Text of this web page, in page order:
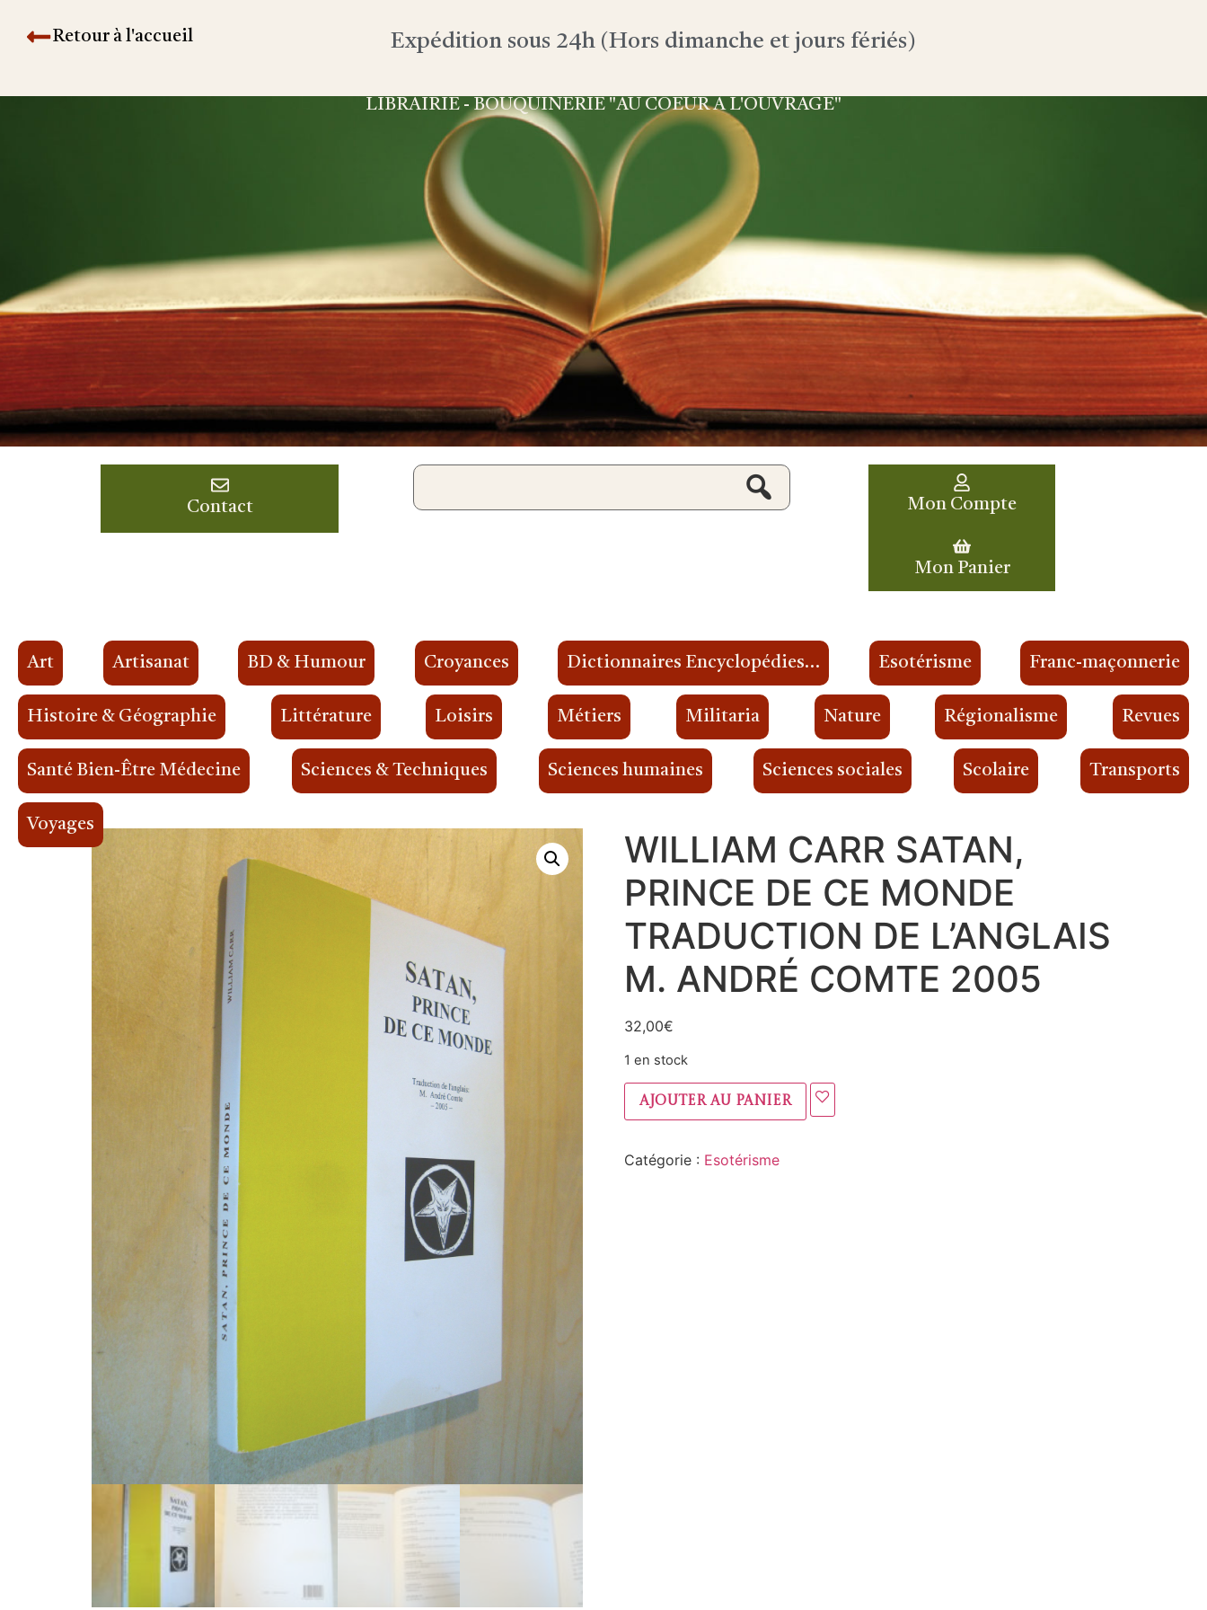
Retour à l'accueil Expédition sous 24h (Hors dimanche et jours fériés)
LIBRAIRIE - BOUQUINERIE "AU COEUR À L'OUVRAGE"
Contact Mon Compte
Mon Panier
Art Artisanat BD & Humour Croyances Dictionnaires Encyclopédies… Esotérisme Franc-maçonnerie
Histoire & Géographie Littérature Loisirs Métiers Militaria Nature Régionalisme Revues
Santé Bien-Être Médecine Sciences & Techniques Sciences humaines Sciences sociales Scolaire Transports
Voyages
WILLIAM CARR SATAN,
PRINCE DE CE MONDE
TRADUCTION DE L’ANGLAIS
M. ANDRÉ COMTE 2005
32,00€
1 en stock
Ajouter au panier
Catégorie : Esotérisme